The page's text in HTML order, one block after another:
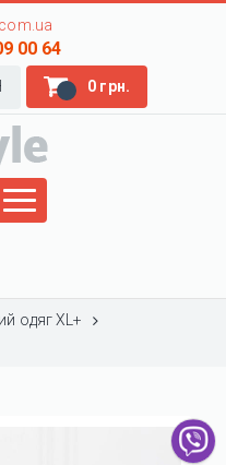
00 64
0 грн.
одяг XL+